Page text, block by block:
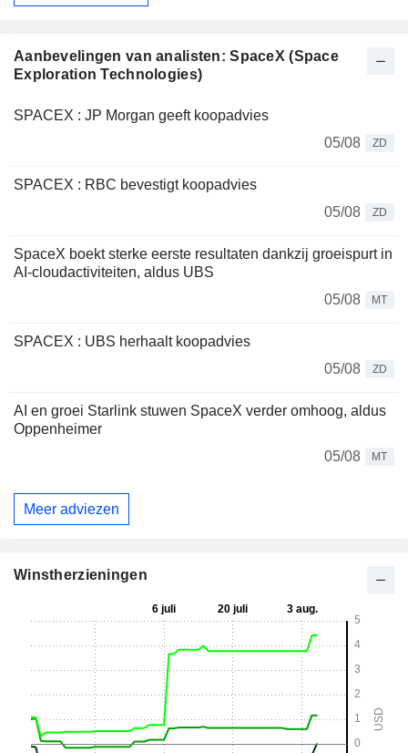
Aanbevelingen van analisten: SpaceX (Space
Exploration Technologies)
SPACEX : JP Morgan geeft koopadvies
05/08
ZD
SPACEX : RBC bevestigt koopadvies
05/08
ZD
SpaceX boekt sterke eerste resultaten dankzij groeispurt in
AI-cloudactiviteiten, aldus UBS
05/08
MT
SPACEX : UBS herhaalt koopadvies
05/08
ZD
AI en groei Starlink stuwen SpaceX verder omhoog, aldus
Oppenheimer
05/08
MT
Meer adviezen
Winstherzieningen